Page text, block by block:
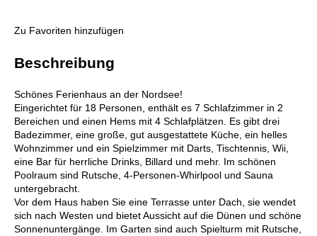
Zu Favoriten hinzufügen
Beschreibung
Schönes Ferienhaus an der Nordsee!
Eingerichtet für 18 Personen, enthält es 7 Schlafzimmer in 2
Bereichen und einen Hems mit 4 Schlafplätzen. Es gibt drei
Badezimmer, eine große, gut ausgestattete Küche, ein helles
Wohnzimmer und ein Spielzimmer mit Darts, Tischtennis, Wii,
eine Bar für herrliche Drinks, Billard und mehr. Im schönen
Poolraum sind Rutsche, 4-Personen-Whirlpool und Sauna
untergebracht.
Vor dem Haus haben Sie eine Terrasse unter Dach, sie wendet
sich nach Westen und bietet Aussicht auf die Dünen und schöne
Sonnenuntergänge. Im Garten sind auch Spielturm mit Rutsche,